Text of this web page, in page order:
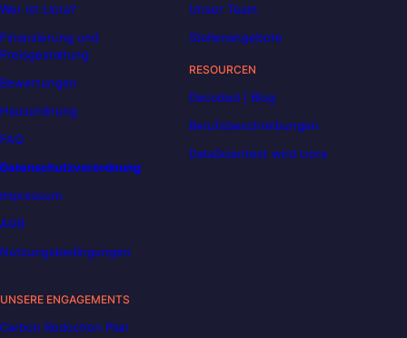
Wer ist Liora?
Finanzierung und
Preisgestaltung
Bewertungen
Hausordnung
FAQ
Datenschutzverordnung
Impressum
AGB
Nutzungsbedingungen
Unser Team
Stellenangebote
RESOURCEN
Decoded | Blog
Berufsbeschreibungen
DataScientest wird Liora
UNSERE ENGAGEMENTS
Carbon Reduction Plan